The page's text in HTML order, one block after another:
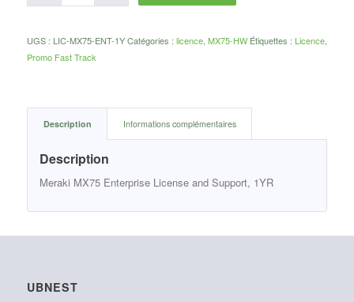
UGS : LIC-MX75-ENT-1Y Catégories : licence, MX75-HW Étiquettes : Licence,
Promo Fast Track
Description Informations complémentaires
Description
Meraki MX75 Enterprise License and Support, 1YR
UBNEST